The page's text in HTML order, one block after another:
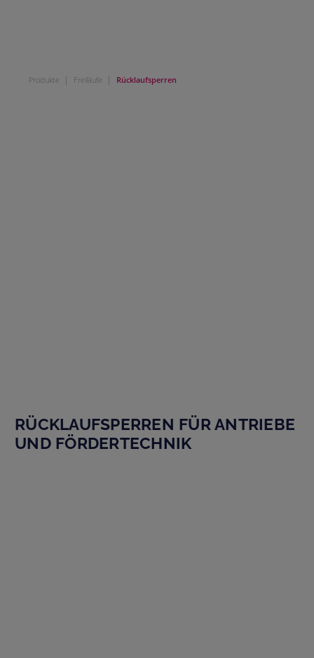
Produkte | Freiläufe | Rücklaufsperren
RÜCKLAUFSPERREN FÜR ANTRIEBE
UND FÖRDERTECHNIK